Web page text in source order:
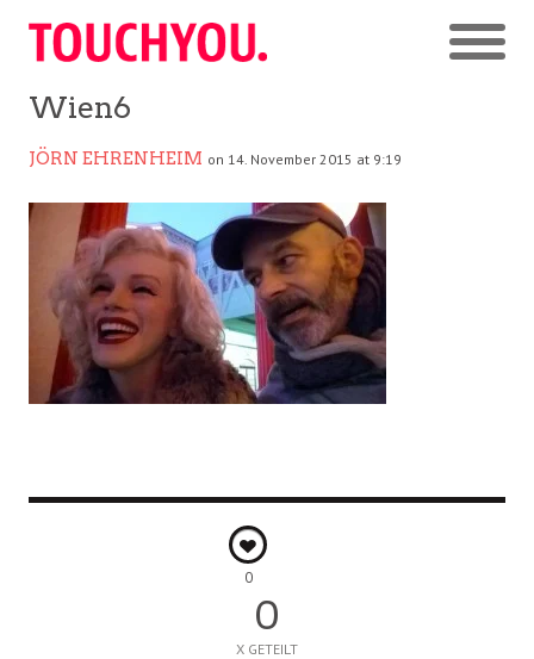
Wien6
JÖRN EHRENHEIM on 14. November 2015 at 9:19
0
0
X GETEILT